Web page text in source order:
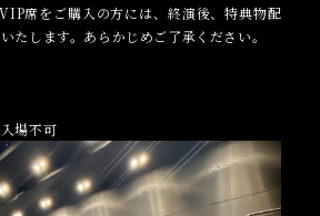
席をご購入の方には、終演後、特典物配
たします。あらかじめご了承ください。
場不可